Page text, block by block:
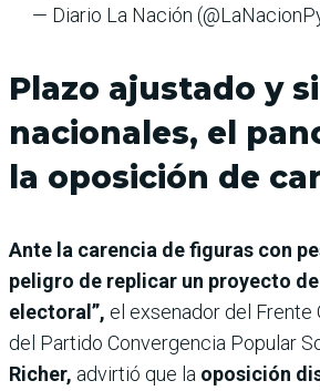
— Diario La Nación
Plazo ajustado y
nacionales, el
la oposición de
Ante la carencia de figuras con
peligro de replicar un proyecto
electoral”, el exsenador del Frente
del Partido Convergencia Popular
Richer, advirtió que la oposición